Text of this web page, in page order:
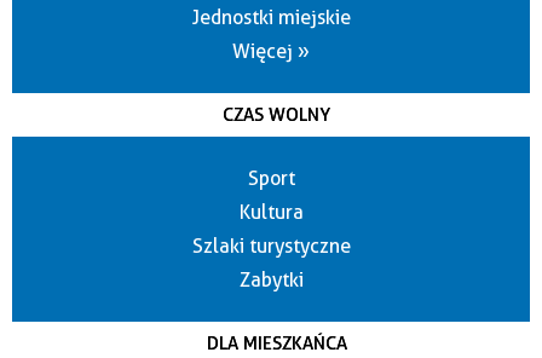
Jednostki miejskie
Więcej »
CZAS WOLNY
Sport
Kultura
Szlaki turystyczne
Zabytki
DLA MIESZKAŃCA